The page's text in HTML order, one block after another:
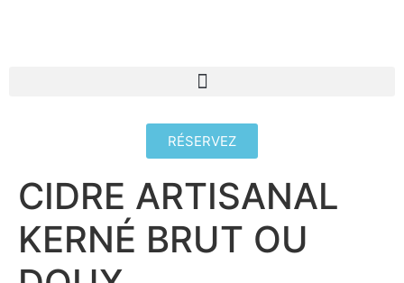
RÉSERVEZ
CIDRE ARTISANAL
KERNÉ BRUT OU